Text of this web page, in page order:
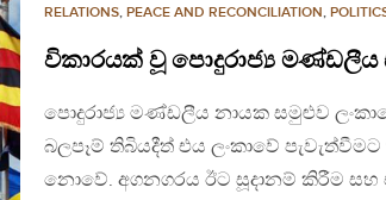
RELATIONS, PEACE AND RECONCILIATION,
විකාරයක් වූ පොදුරාජ්‍ය මණ්ඩලීය
පොදුරාජ්‍ය මණ්ඩලීය නායක සමුළුව
බලපෑම් තිබියදීත් එය ලංකාවේ
නොවේ. අගනගරය ඊට සූදානම් කිරීම